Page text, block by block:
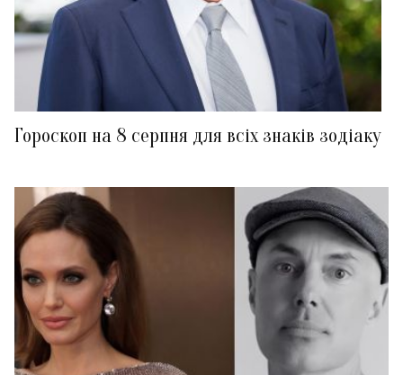
Гороскоп на 8 серпня для всіх знаків зодіаку